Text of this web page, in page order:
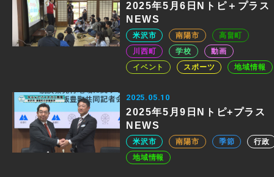
2025年5月6日Nトピ＋プラス
NEWS
米沢市 南陽市
高畠町
川西町
学校
動画
イベント
スポーツ 地域情報
2025.05.10
2025年5月9日Nトピ+プラス
NEWS
米沢市 南陽市 季節
行政
地域情報